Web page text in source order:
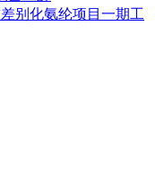
别化氨纶项目一期工